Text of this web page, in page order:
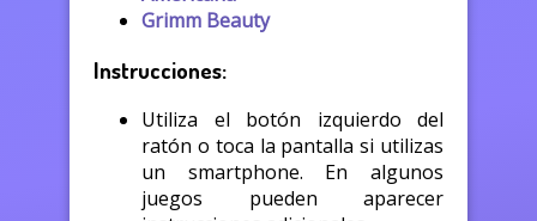
Grimm Beauty
Instrucciones:
Utiliza el botón izquierdo del
ratón o toca la pantalla si utilizas
un smartphone. En algunos
juegos pueden aparecer